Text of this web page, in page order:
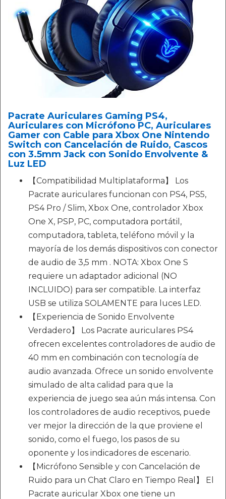
Pacrate Auriculares Gaming PS4,
Auriculares con Micrófono PC, Auriculares
Gamer con Cable para Xbox One Nintendo
Switch con Cancelación de Ruido, Cascos
con 3.5mm Jack con Sonido Envolvente &
Luz LED
【Compatibilidad Multiplataforma】 Los
Pacrate auriculares funcionan con PS4, PS5,
PS4 Pro / Slim, Xbox One, controlador Xbox
One X, PSP, PC, computadora portátil,
computadora, tableta, teléfono móvil y la
mayoría de los demás dispositivos con conector
de audio de 3,5 mm . NOTA: Xbox One S
requiere un adaptador adicional (NO
INCLUIDO) para ser compatible. La interfaz
USB se utiliza SOLAMENTE para luces LED.
【Experiencia de Sonido Envolvente
Verdadero】 Los Pacrate auriculares PS4
ofrecen excelentes controladores de audio de
40 mm en combinación con tecnología de
audio avanzada. Ofrece un sonido envolvente
simulado de alta calidad para que la
experiencia de juego sea aún más intensa. Con
los controladores de audio receptivos, puede
ver mejor la dirección de la que proviene el
sonido, como el fuego, los pasos de su
oponente y los indicadores de escenario.
【Micrófono Sensible y con Cancelación de
Ruido para un Chat Claro en Tiempo Real】 El
Pacrate auricular Xbox one tiene un